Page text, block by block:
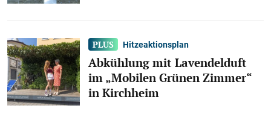
Hitzeaktionsplan
Abkühlung mit Lavendelduft
im „Mobilen Grünen Zimmer“
in Kirchheim